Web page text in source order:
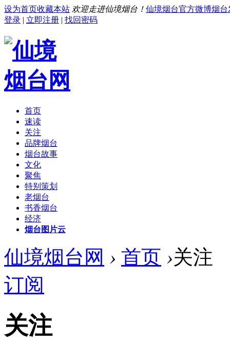
设为首页收藏本站 欢迎走进仙境烟台！ 仙境烟台官方微博烟台
登录 | 立即注册 | 找回密码
首页
速读
关注
品牌烟台
烟台故事
文化
聚焦
特别策划
老烟台
书香烟台
经济
烟台图片云
仙境烟台网 › 首页 ›关注
订阅
关注